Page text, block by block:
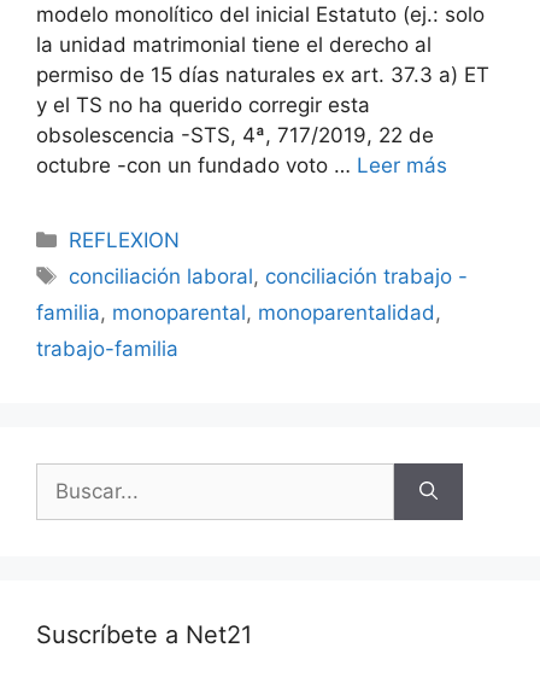
modelo monolítico del inicial Estatuto (ej.: solo
la unidad matrimonial tiene el derecho al
permiso de 15 días naturales ex art. 37.3 a) ET
y el TS no ha querido corregir esta
obsolescencia -STS, 4ª, 717/2019, 22 de
octubre -con un fundado voto … Leer más
REFLEXION
conciliación laboral, conciliación trabajo -
familia, monoparental, monoparentalidad ,
trabajo-familia
Suscríbete a Net21